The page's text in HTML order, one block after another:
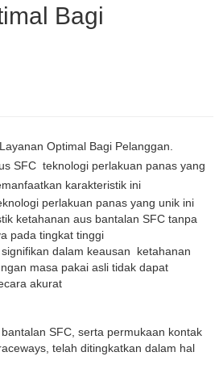
Bagi
Optimal Bagi Pelanggan.
SFC teknologi perlakuan panas yang
karakteristik ini
perlakuan panas yang unik ini
ketahanan aus bantalan SFC tanpa
pada tingkat tinggi
dalam keausan
ketahanan
masa pakai asli tidak dapat
akurat
SFC, serta permukaan kontak
telah ditingkatkan dalam hal